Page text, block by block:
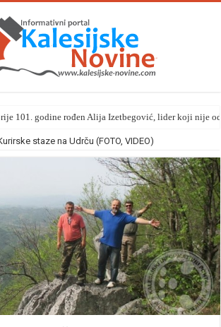
| Uživanje za sve generacije: Šarenko zabavio
staze na Udrču (FOTO, VIDEO)